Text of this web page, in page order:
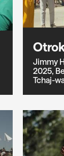
Jimmy
2025,
Tchaj-